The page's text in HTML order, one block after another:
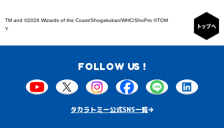
TM and ©2026 Wizards of the Coast/Shogakukan/WHC/ShoPro ©TOM
Y
FOLLOW US !
タカラトミー公式SNS一覧